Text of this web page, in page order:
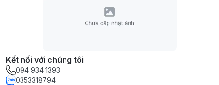
Kết nối với chúng tôi
094 934 1393
0353318794